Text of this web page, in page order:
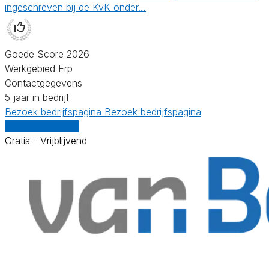
ingeschreven bij de KvK onder…
Goede Score 2026
Werkgebied Erp
Contactgegevens
5 jaar in bedrijf
Bezoek bedrijfspagina Bezoek bedrijfspagina
Gratis - Vrijblijvend